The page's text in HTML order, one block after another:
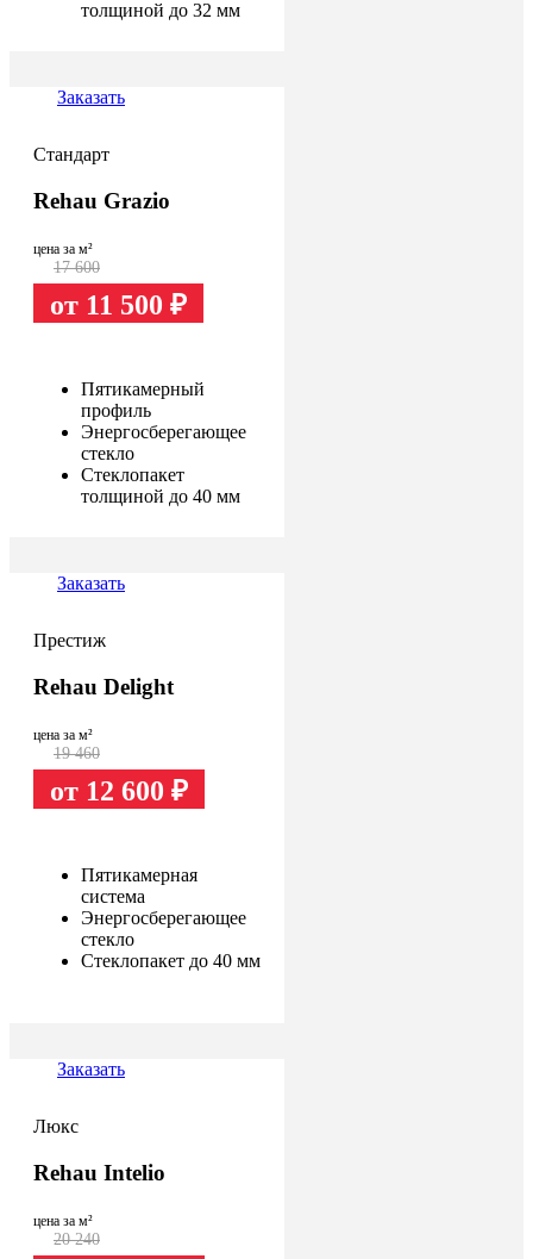
толщиной до 32 мм
Стандарт
Rehau Grazio
цена за м²
17 600
от 11 500 ₽
Пятикамерный
профиль
Энергосберегающее
стекло
Стеклопакет
толщиной до 40 мм
Заказать
Престиж
Rehau Delight
цена за м²
19 460
от 12 600 ₽
Пятикамерная
система
Энергосберегающее
стекло
Стеклопакет до 40 мм
Заказать
Люкс
Rehau Intelio
цена за м²
20 240
Заказать